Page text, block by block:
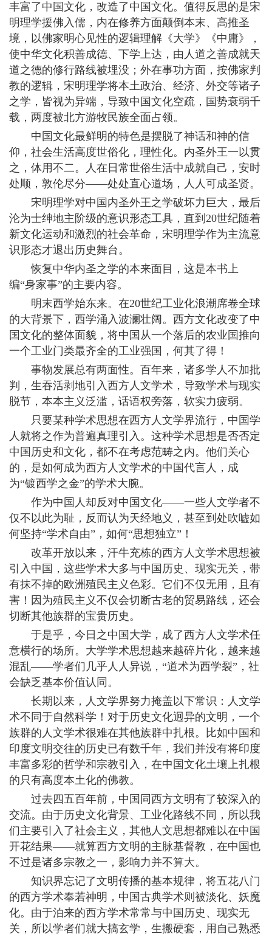
丰富了中国文化，改造了中国文化。值得反思的是宋
明理学援佛入儒，内在修养方面颠倒本末、高推圣
境，以佛家明心见性的逻辑理解《大学》《中庸》，
使中华文化积善成德、下学上达，由人道之善成就天
道之德的修行路线被埋没；外在事功方面，按佛家判
教的逻辑，宋明理学将本土政治、经济、外交等诸子
之学，皆视为异端，导致中国文化空疏，国势衰弱千
载，两度被北方游牧民族全面占领。
中国文化最鲜明的特色是摆脱了神话和神的信
仰，社会生活高度世俗化，理性化。内圣外王一以贯
之，体用不二。人在日常世俗生活中成就自己，安时
处顺，敦伦尽分——处处直心道场，人人可成圣贤。
宋明理学对中国内圣外王之学破坏力巨大，最后
沦为士绅地主阶级的意识形态工具，直到20世纪随着
新文化运动和激烈的社会革命，宋明理学作为主流意
识形态才退出历史舞台。
恢复中华内圣之学的本来面目，这是本书上
编“身家事”的主要内容。
明末西学始东来。在20世纪工业化浪潮席卷全球
的大背景下，西学涌入波澜壮阔。西方文化改变了中
国文化的整体面貌，将中国从一个落后的农业国推向
一个工业门类最齐全的工业强国，何其了得！
事物发展总有两面性。百年来，诸多学人不加批
判，生吞活剥地引入西方人文学术，导致学术与现实
脱节，本本主义泛滥，话语权旁落，软实力疲弱。
只要某种学术思想在西方人文学界流行，中国学
人就将之作为普遍真理引入。这种学术思想是否否定
中国历史和文化，都不在考虑范畴之内。他们关心
的，是如何成为西方人文学术的中国代言人，成
为“镀西学之金”的学术大腕。
作为中国人却反对中国文化——一些人文学者不
仅不以此为耻，反而认为天经地义，甚至到处吹嘘如
何坚持“学术自由”，如何“思想独立”！
改革开放以来，汗牛充栋的西方人文学术思想被
引入中国，这些学术大多与中国历史、现实无关，带
有抹不掉的欧洲殖民主义色彩。它们不仅无用，且有
害！因为殖民主义不仅会切断古老的贸易路线，还会
切断其他族群的宝贵历史。
于是乎，今日之中国大学，成了西方人文学术任
意横行的场所。大学学术思想越来越碎片化，越来越
混乱——学者们几乎人人异说，“道术为西学裂”，社
会缺乏基本价值认同。
长期以来，人文学界努力掩盖以下常识：人文学
术不同于自然科学！对于历史文化迥异的文明，一个
族群的人文学术很难在其他族群中扎根。比如中国和
印度文明交往的历史已有数千年，我们并没有将印度
丰富多彩的哲学和宗教引入，在中国文化土壤上扎根
的只有高度本土化的佛教。
过去四五百年前，中国同西方文明有了较深入的
交流。由于历史文化背景、工业化路线不同，所以我
们主要引入了社会主义，其他人文思想都难以在中国
开花结果——就算西方文明的主脉基督教，在中国也
不过是诸多宗教之一，影响力并不算大。
知识界忘记了文明传播的基本规律，将五花八门
的西方学术奉若神明，中国古典学术则被淡化、妖魔
化。由于泊来的西方学术常常与中国历史、现实无
关，所以学者们就大搞玄学，生搬硬套，用自己熟悉